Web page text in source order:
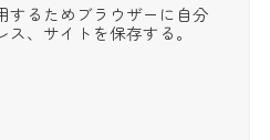
するためブラウザーに自分
、サイトを保存する。